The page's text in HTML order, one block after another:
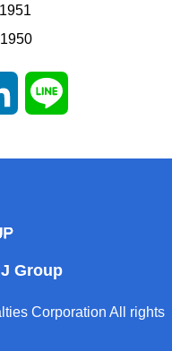
LinkedIn
Group
Corporation All rights